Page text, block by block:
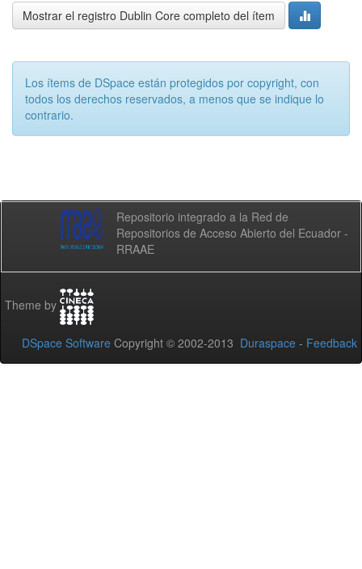
Mostrar el registro Dublin Core completo del ítem
Los ítems de DSpace están protegidos por copyright, con
todos los derechos reservados, a menos que se indique lo
contrario.
Repositorio integrado a la Red de
Repositorios de Acceso Abierto del Ecuador -
RRAAE
Theme by
DSpace Software Copyright © 2002-2013 Duraspace - Feedback